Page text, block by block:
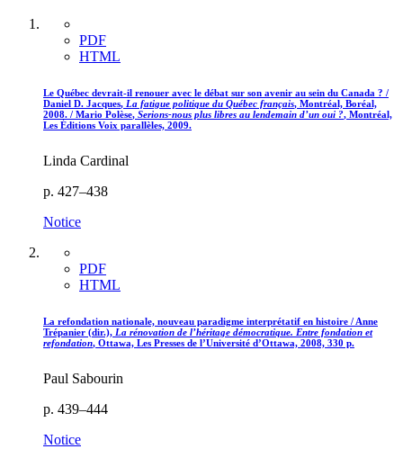
PDF
HTML
Le Québec devrait-il renouer avec le débat sur son avenir au sein du Canada ? /
Daniel D. Jacques, La fatigue politique du Québec français, Montréal, Boréal,
2008. / Mario Polèse, Serions-nous plus libres au lendemain d’un oui ?, Montréal,
Les Éditions Voix parallèles, 2009.
Linda Cardinal
p. 427–438
Notice
PDF
HTML
La refondation nationale, nouveau paradigme interprétatif en histoire / Anne
Trépanier (dir.), La rénovation de l’héritage démocratique. Entre fondation et
refondation, Ottawa, Les Presses de l’Université d’Ottawa, 2008, 330 p.
Paul Sabourin
p. 439–444
Notice